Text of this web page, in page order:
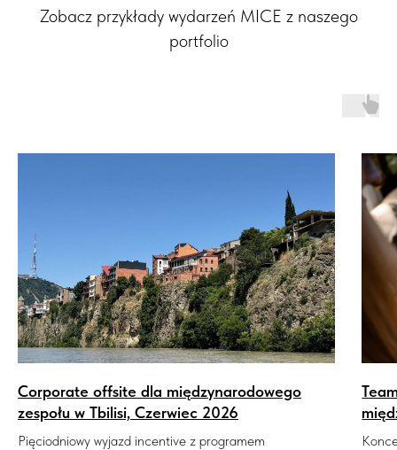
Zobacz przykłady wydarzeń MICE z naszego
portfolio
Corporate offsite dla międzynarodowego
zespołu w Tbilisi, Czerwiec 2026
Pięciodniowy wyjazd incentive z programem